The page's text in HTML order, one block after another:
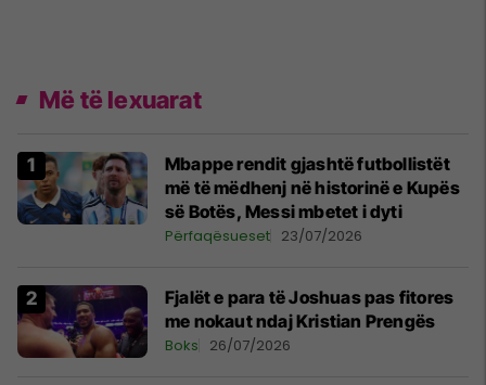
Më të lexuarat
Mbappe rendit gjashtë futbollistët
më të mëdhenj në historinë e Kupës
së Botës, Messi mbetet i dyti
Përfaqësueset 23/07/2026
Fjalët e para të Joshuas pas fitores
me nokaut ndaj Kristian Prengës
Boks 26/07/2026